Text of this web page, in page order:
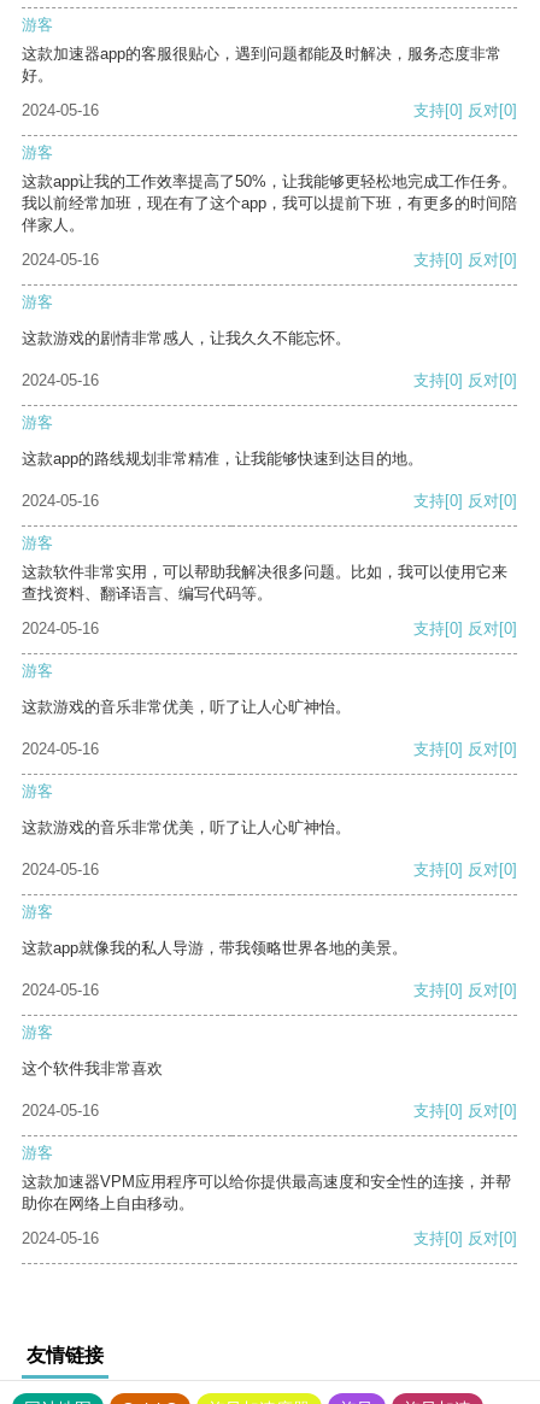
游客
这款加速器app的客服很贴心，遇到问题都能及时解决，服务态度非常
好。
2024-05-16
支持[0] 反对[0]
游客
这款app让我的工作效率提高了50%，让我能够更轻松地完成工作任务。
我以前经常加班，现在有了这个app，我可以提前下班，有更多的时间陪
伴家人。
2024-05-16
支持[0] 反对[0]
游客
这款游戏的剧情非常感人，让我久久不能忘怀。
2024-05-16 支持[0] 反对[0]
游客
这款app的路线规划非常精准，让我能够快速到达目的地。
2024-05-16 支持[0] 反对[0]
游客
这款软件非常实用，可以帮助我解决很多问题。比如，我可以使用它来
查找资料、翻译语言、编写代码等。
2024-05-16
支持[0] 反对[0]
游客
这款游戏的音乐非常优美，听了让人心旷神怡。
2024-05-16 支持[0] 反对[0]
游客
这款游戏的音乐非常优美，听了让人心旷神怡。
2024-05-16 支持[0] 反对[0]
游客
这款app就像我的私人导游，带我领略世界各地的美景。
2024-05-16 支持[0] 反对[0]
游客
这个软件我非常喜欢
2024-05-16 支持[0] 反对[0]
游客
这款加速器VPM应用程序可以给你提供最高速度和安全性的连接，并帮
助你在网络上自由移动。
2024-05-16
支持[0] 反对[0]
友情链接